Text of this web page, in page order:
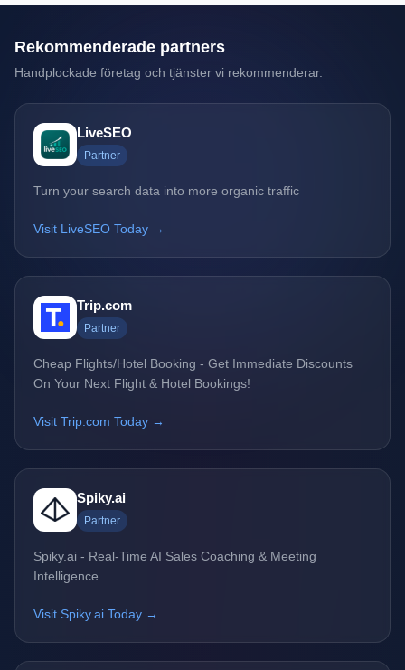
Rekommenderade partners
Handplockade företag och tjänster vi rekommenderar.
LiveSEO
Partner
Turn your search data into more organic traffic
Visit LiveSEO Today →
Trip.com
Partner
Cheap Flights/Hotel Booking - Get Immediate Discounts
On Your Next Flight & Hotel Bookings!
Visit Trip.com Today →
Spiky.ai
Partner
Spiky.ai - Real-Time AI Sales Coaching & Meeting
Intelligence
Visit Spiky.ai Today →